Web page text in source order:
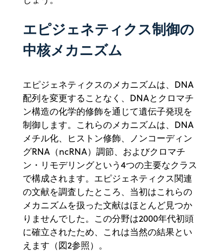
エピジェネティクス制御の
中核メカニズム
エピジェネティクスのメカニズムは、DNA
配列を変更することなく、DNAとクロマチ
ン構造の化学的修飾を通じて遺伝子発現を
制御します。これらのメカニズムは、DNA
メチル化、ヒストン修飾、ノンコーディン
グRNA（ncRNA）調節、およびクロマチ
ン・リモデリングという4つの主要なクラス
で構成されます。エピジェネティクス関連
の文献を調査したところ、当初はこれらの
メカニズムを扱った文献はほとんど見つか
りませんでした。この分野は2000年代初頭
に確立されたため、これは当然の結果とい
えます（図2参照）。